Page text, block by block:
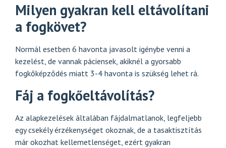
Milyen gyakran kell eltávolítani
a fogkövet?
Normál esetben 6 havonta javasolt igénybe venni a
kezelést, de vannak páciensek, akiknél a gyorsabb
fogkőképződés miatt 3-4 havonta is szükség lehet rá.
Fáj a fogkőeltávolítás?
Az alapkezelések általában fájdalmatlanok, legfeljebb
egy csekély érzékenységet okoznak, de a tasaktisztítás
már okozhat kellemetlenséget, ezért gyakran